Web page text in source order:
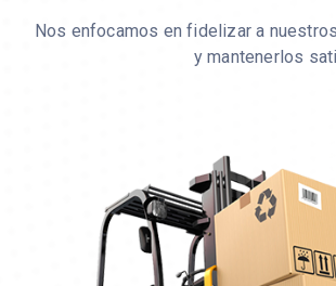
Nos enfocamos en fidelizar a
y mantenerlos